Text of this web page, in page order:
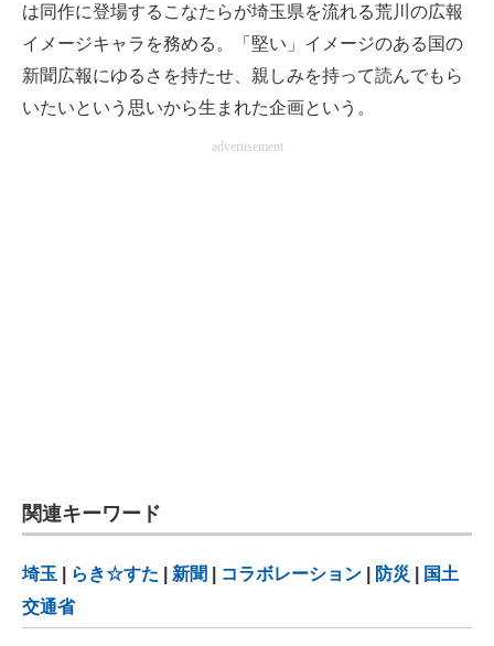
ちょっと気になるネットの話題
は同作に登場するこなたらが埼玉県を流れる荒川の広報
イメージキャラを務める。「堅い」イメージのある国の
新聞広報にゆるさを持たせ、親しみを持って読んでもら
いたいという思いから生まれた企画という。
advertisement
関連キーワード
埼玉 らき☆すた 新聞 コラボレーション 防災
国土
交通省